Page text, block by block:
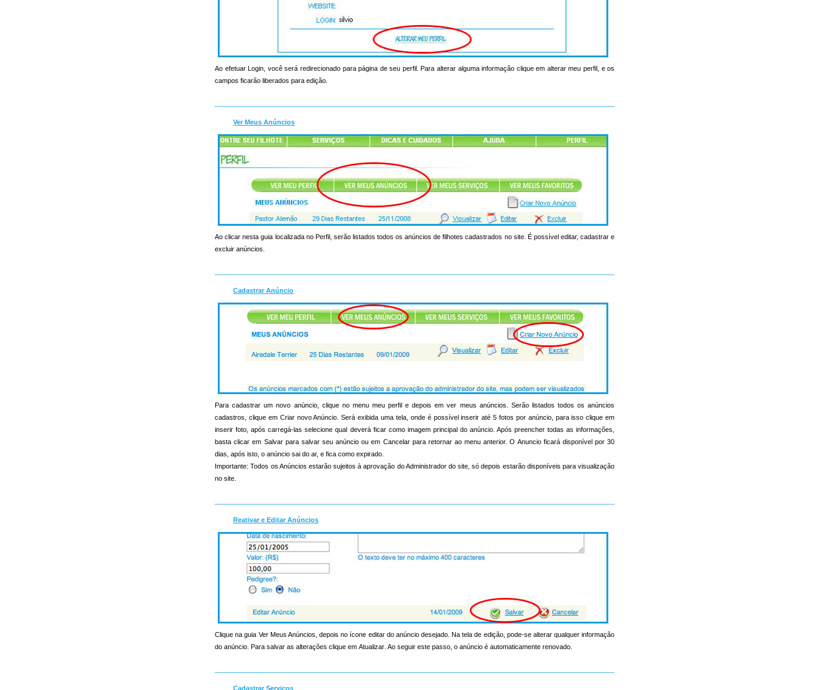
Ao efetuar Login, você será redirecionado para página de seu perfil. Para alterar alguma informação clique em alterar meu perfil, e os
campos ficarão liberados para edição.
Ver Meus Anúncios
Ao clicar nesta guia localizada no Perfil, serão listados todos os anúncios de filhotes cadastrados no site. É possível editar, cadastrar e
excluir anúncios.
Cadastrar Anúncio
Para cadastrar um novo anúncio, clique no menu meu perfil e depois em ver meus anúncios. Serão listados todos os anúncios
cadastros, clique em Criar novo Anúncio. Será exibida uma tela, onde é possível inserir até 5 fotos por anúncio, para isso clique em
inserir foto, após carregá-las selecione qual deverá ficar como imagem principal do anúncio. Após preencher todas as informações,
basta clicar em Salvar para salvar seu anúncio ou em Cancelar para retornar ao menu anterior. O Anuncio ficará disponível por 30
dias, após isto, o anúncio sai do ar, e fica como expirado.
Importante: Todos os Anúncios estarão sujeitos à aprovação do Administrador do site, só depois estarão disponíveis para visualização
no site.
Reativar e Editar Anúncios
Clique na guia Ver Meus Anúncios, depois no ícone editar do anúncio desejado. Na tela de edição, pode-se alterar qualquer informação
do anúncio. Para salvar as alterações clique em Atualizar. Ao seguir este passo, o anúncio é automaticamente renovado.
Cadastrar Serviços